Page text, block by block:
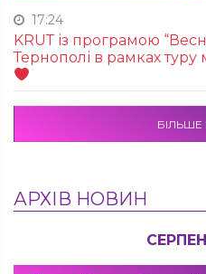
17:24
KRUТ із програмою
Тернополі в рамках туру
АРХІВ НОВИН